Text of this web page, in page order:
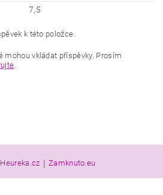
7,5
k této položce.
mohou vkládat příspěvky. Prosím
.
Heureka.cz | Zamknuto.eu